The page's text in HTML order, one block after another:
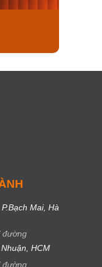
Mai, Hà
đường
HCM
đường